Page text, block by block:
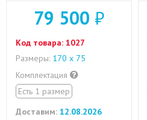
79 500 ₽
Код товара: 1027
Размеры: 170 х 75
Комплектация
Есть 1 размер
Доставим: 12.08.2026